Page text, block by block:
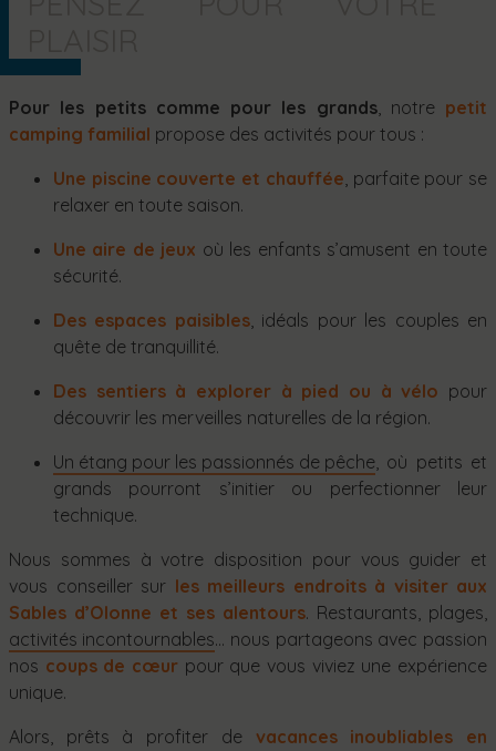
Pour les petits comme pour les grands, notre petit
camping familial propose des activités pour tous :
Une piscine couverte et chauffée , parfaite pour se
relaxer en toute saison.
Une aire de jeux où les enfants s’amusent en toute
sécurité.
Des espaces paisibles, idéals pour les couples en
quête de tranquillité.
Des sentiers à explorer à pied ou à vélo pour
découvrir les merveilles naturelles de la région.
Un étang pour les passionnés de pêche , où petits et
grands pourront s’initier ou perfectionner leur
technique.
Nous sommes à votre disposition pour vous guider et
vous conseiller sur les meilleurs endroits à visiter aux
Sables d’Olonne et ses alentours. Restaurants, plages,
activités incontournables… nous partageons avec passion
nos coups de cœur pour que vous viviez une expérience
unique.
Alors, prêts à profiter de vacances inoubliables en